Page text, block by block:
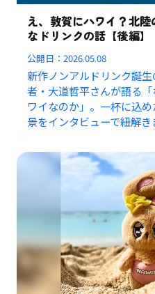
え、敦賀にハワイ？北
なドリンクの話【後編】
公開日：2026.05.08
新作ノンアルドリンク誕
者・大道哲平さんが語る
ワイなのか」。一杯に込
景をインタビューで紐解き